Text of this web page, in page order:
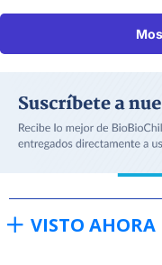
VISTO AHORA